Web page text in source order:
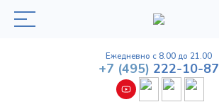
Ежедневно с 8.00 до 21.00
+7 (495) 222-10-87